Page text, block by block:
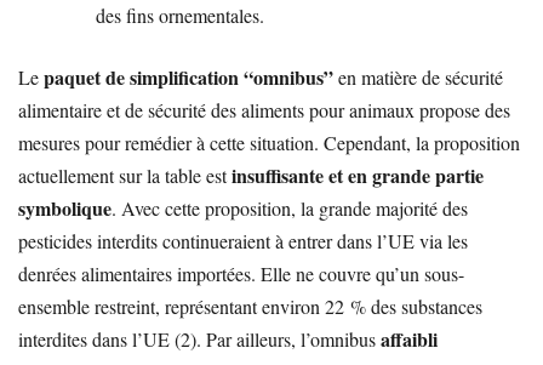
des fins ornementales.
Lepaquet de simplification “omnibus”en matière de sécurité
alimentaire et de sécurité des aliments pour animaux propose des
mesures pour remédier à cette situation. Cependant, la proposition
actuellement sur la table estinsuffisante et en grande partie
symbolique. Avec cette proposition, la grande majorité des
pesticides interdits continueraient à entrer dans l’UE via les
denrées alimentaires importées. Elle ne couvre qu’un sous-
ensemble restreint, représentant environ 22 % des substances
interdites dans l’UE (2). Par ailleurs, l’omnibusaffaibli